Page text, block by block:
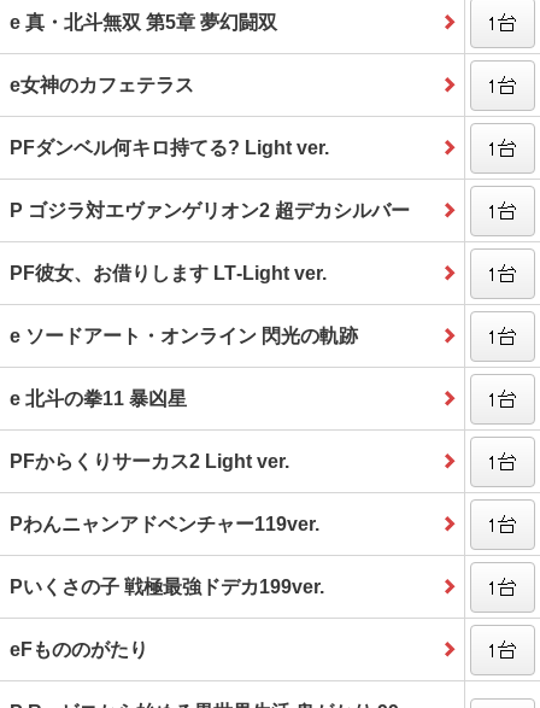
e 真・北斗無双 第5章 夢幻闘双
e女神のカフェテラス
PFダンベル何キロ持てる? Light ver.
P ゴジラ対エヴァンゲリオン2 超デカシルバー
PF彼女、お借りします LT‐Light ver.
e ソードアート・オンライン 閃光の軌跡
e 北斗の拳11 暴凶星
PFからくりサーカス2 Light ver.
Pわんニャンアドベンチャー119ver.
Pいくさの子 戦極最強ドデカ199ver.
eFもののがたり